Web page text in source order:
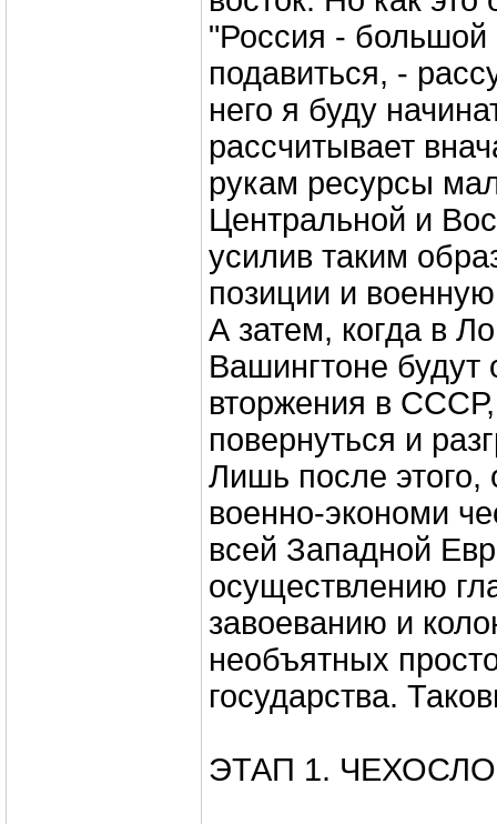
"Россия -
подавиться, -
него я буду
рассчитывает
рукам ресурсы
Центральной и
усилив таким
позиции и
А затем, когда в
Вашингтоне будут
вторжения в
повернуться и
Лишь после этого,
военно-экономи
всей Западной
осуществлению
завоеванию и
необъятных
государства.
ЭТАП 1.